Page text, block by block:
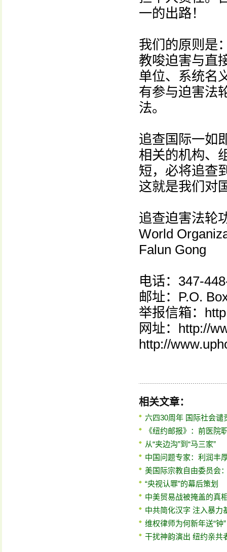
一的出路！
我们的原则是
教唆迫害与直
单位、系统名
有参与迫害法
法。
追查国际一如
相关的机构、
短，必将追查
这就是我们对
追查迫害法轮
World
Falun Gong
电话：347-
邮址：P.O.
举报信箱：
网址：http://
http://
相关文章：
六四30周年 国际社会谴
《纽约邮报》：前医院
从“夹边沟”到“马三家”
中国问题专家：利润丰
美国际宗教自由委员会
“央视认罪”的幕后策划
中美贸易战被掩盖的真
中共简化汉字 注入暴力
维权律师为何新年送“钟”
干扰神韵演出 纽约亲共